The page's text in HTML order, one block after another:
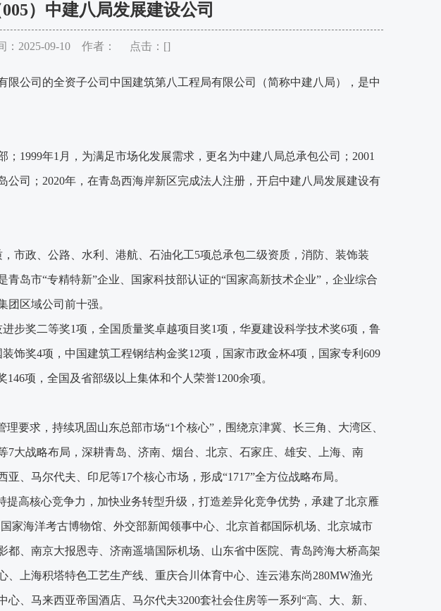
）中建八局发展建设公司
：2025-09-10 作者： 点击：[]
公司的全资子公司中国建筑第八工程局有限公司 （简称中建八局） ，是中
；1999年1月，为满足市场化发展需求，更名为中建八局总承包公司；2001
司；2020年，在青岛西海岸新区完成法人注册，开启中建八局发展建设有
市政、公路、水利、港航、石油化工5项总承包二级资质，消防、装饰装
岛市“专精特新”企业、国家科技部认证的“国家高新技术企业”，企业综合
团区域公司前十强。
进步奖二等奖1项，全国质量奖卓越项目奖1项，华夏建设科学技术奖6项，鲁
饰奖4项，中国建筑工程钢结构金奖12项，国家市政金杯4项，国家专利609
项，全国及省部级以上集体和个人荣誉1200余项。
理要求，持续巩固山东总部市场“1个核心”，围绕京津冀、长三角、大湾区、
7大战略布局，深耕青岛、济南、烟台、北京、石家庄、雄安、上海、南
亚、马尔代夫、印尼等17个核心市场，形成“1717”全方位战略布局。
提高核心竞争力，加快业务转型升级，打造差异化竞争优势，承建了北京雁
家海洋考古博物馆、外交部新闻领事中心、北京首都国际机场、北京城市
、南京大报恩寺、济南遥墙国际机场、山东省中医院、青岛跨海大桥高架
、上海积塔特色工艺生产线、重庆合川体育中心、连云港东尚280MW渔光
、马来西亚帝国酒店、马尔代夫3200套社会住房等一系列“高、大、新、